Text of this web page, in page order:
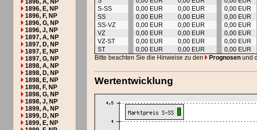
1896, A, NP
1896, E, NP
1896, F, NP
1896, G, NP
1896, J, NP
1897, A, NP
1897, D, NP
1897, E, NP
1897, G, NP
1898, A, NP
1898, D, NP
1898, E, NP
1898, F, NP
1898, G, NP
1898, J, NP
1899, A, NP
1899, D, NP
1899, E, NP
S-SS
0,00 EUR 0,00 EUR 0,00 EUR
SS
0,00 EUR 0,00 EUR 0,00 EUR
SS-VZ
0,00 EUR 0,00 EUR 0,00 EUR
VZ
0,00 EUR 0,00 EUR 0,00 EUR
VZ-ST
0,00 EUR 0,00 EUR 0,00 EUR
ST
0,00 EUR 0,00 EUR 0,00 EUR
Bitte beachten Sie die Hinweise zu den
Prognosen und
Wertentwicklung